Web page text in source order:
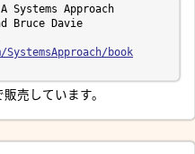
book
販売しています。